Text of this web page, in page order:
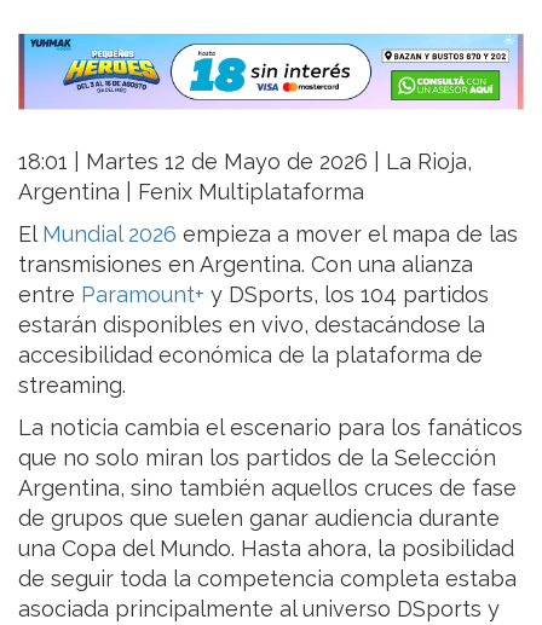
18:01 | Martes 12 de Mayo de 2026 | La Rioja,
Argentina | Fenix Multiplataforma
El Mundial 2026 empieza a mover el mapa de las
transmisiones en Argentina. Con una alianza
entre Paramount+ y DSports, los 104 partidos
estarán disponibles en vivo, destacándose la
accesibilidad económica de la plataforma de
streaming.
La noticia cambia el escenario para los fanáticos
que no solo miran los partidos de la Selección
Argentina, sino también aquellos cruces de fase
de grupos que suelen ganar audiencia durante
una Copa del Mundo. Hasta ahora, la posibilidad
de seguir toda la competencia completa estaba
asociada principalmente al universo DSports y